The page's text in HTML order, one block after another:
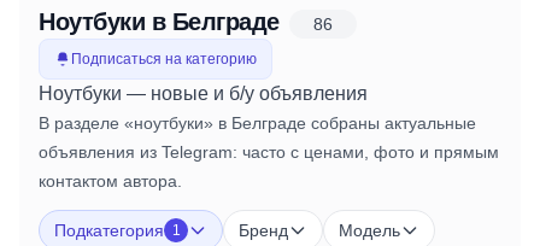
Ноутбуки в Белграде 86
Подписаться на категорию
Ноутбуки — новые и б/у объявления
В разделе «ноутбуки» в Белграде собраны актуальные
объявления из Telegram: часто с ценами, фото и прямым
контактом автора.
Подкатегория 1 Бренд Модель